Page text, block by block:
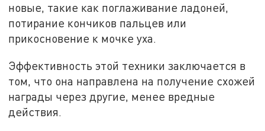
новые, такие как поглаживание ладоней,
потирание кончиков пальцев или
прикосновение к мочке уха.
Эффективность этой техники заключается в
том, что она направлена на получение схожей
награды через другие, менее вредные
действия.